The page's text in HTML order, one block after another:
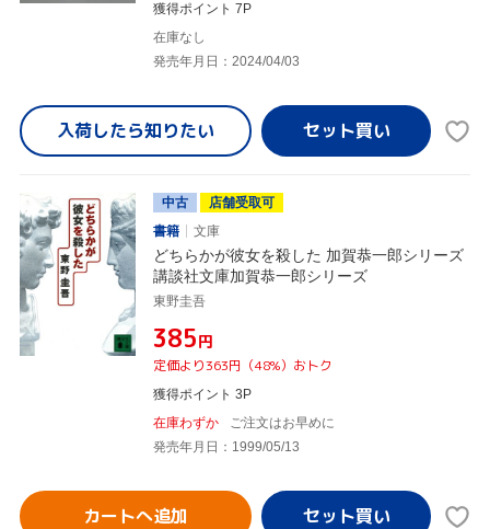
獲得ポイント 7P
在庫なし
発売年月日：2024/04/03
入荷したら知りたい
中古
店舗受取可
書籍
文庫
どちらかが彼女を殺した 加賀恭一郎シリーズ
講談社文庫加賀恭一郎シリーズ
東野圭吾
¥385円
定価より363円（48%）おトク
獲得ポイント 3P
在庫わずか
ご注文はお早めに
発売年月日：1999/05/13
カートへ追加